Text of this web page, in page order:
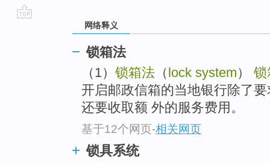
网络释义
锁箱法
（1） 锁箱法 （ lock system） 锁
开启邮政信箱的当地银行除了
还要收取额 外的服务费用。
基于12个网页-相关网页
锁具系统